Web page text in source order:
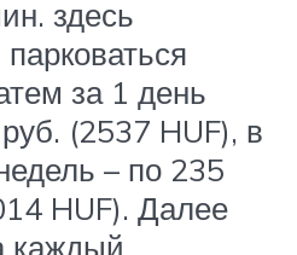
здесь
за 1 день
(2537 HUF), в
– по 235
HUF). Далее
каждый